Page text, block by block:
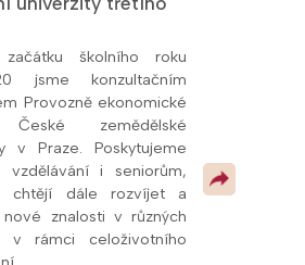
školního roku
jsme konzultačním
Provozně ekonomické
České zemědělské
v Praze. Poskytujeme
vzdělávání i seniorům,
chtějí dále rozvíjet a
nové znalosti v různých
v rámci celoživotního
odborných